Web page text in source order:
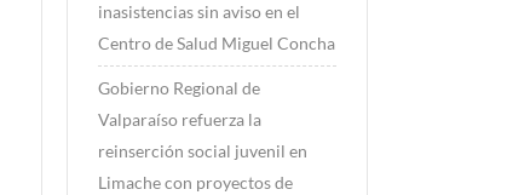
inasistencias sin aviso en el
Centro de Salud Miguel Concha
Gobierno Regional de
Valparaíso refuerza la
reinserción social juvenil en
Limache con proyectos de